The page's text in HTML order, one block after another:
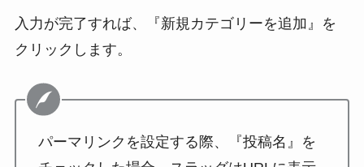
入力が完了すれば、『新規カテゴリーを追加』を
クリックします。
パーマリンクを設定する際、『投稿名』を